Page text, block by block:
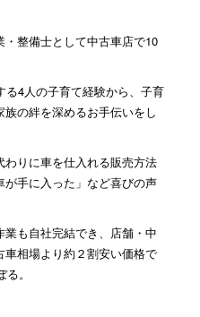
整備士として中古車店で10
4人の子育て経験から、子育
の絆を深めるお手伝いをし
りに車を仕入れる販売方法
手に入った」など喜びの声
も自社完結でき、店舗・中
相場より約２割安い価格で
。